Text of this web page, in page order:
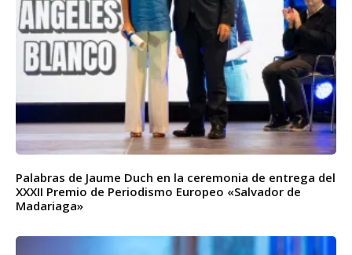
Palabras de Jaume Duch en la ceremonia de entrega del
XXXII Premio de Periodismo Europeo «Salvador de
Madariaga»